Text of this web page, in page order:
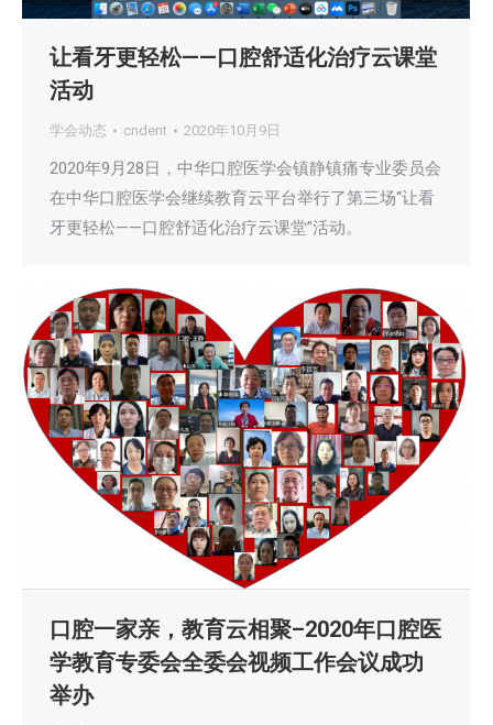
让看牙更轻松——口腔舒适化治疗云课堂
活动
学会动态 cndent 2020年10月9日
2020年9月28日，中华口腔医学会镇静镇痛专业委员会
在中华口腔医学会继续教育云平台举行了第三场“让看
牙更轻松——口腔舒适化治疗云课堂”活动。
口腔一家亲，教育云相聚–2020年口腔医
学教育专委会全委会视频工作会议成功
举办